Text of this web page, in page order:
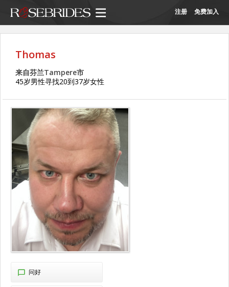
注册 免费加入
Thomas
来自芬兰Tampere市
45岁男性寻找20到37岁女性
问好